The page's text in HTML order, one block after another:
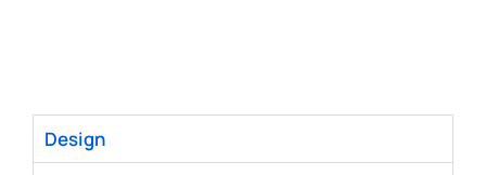
Design